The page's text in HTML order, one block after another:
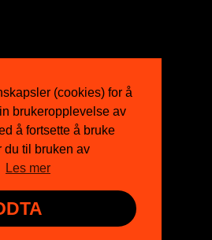
(cookies) for å
brukeropplevelse av
å fortsette å bruke
du til bruken av
Les mer
Twitter
Facebook
YouTube